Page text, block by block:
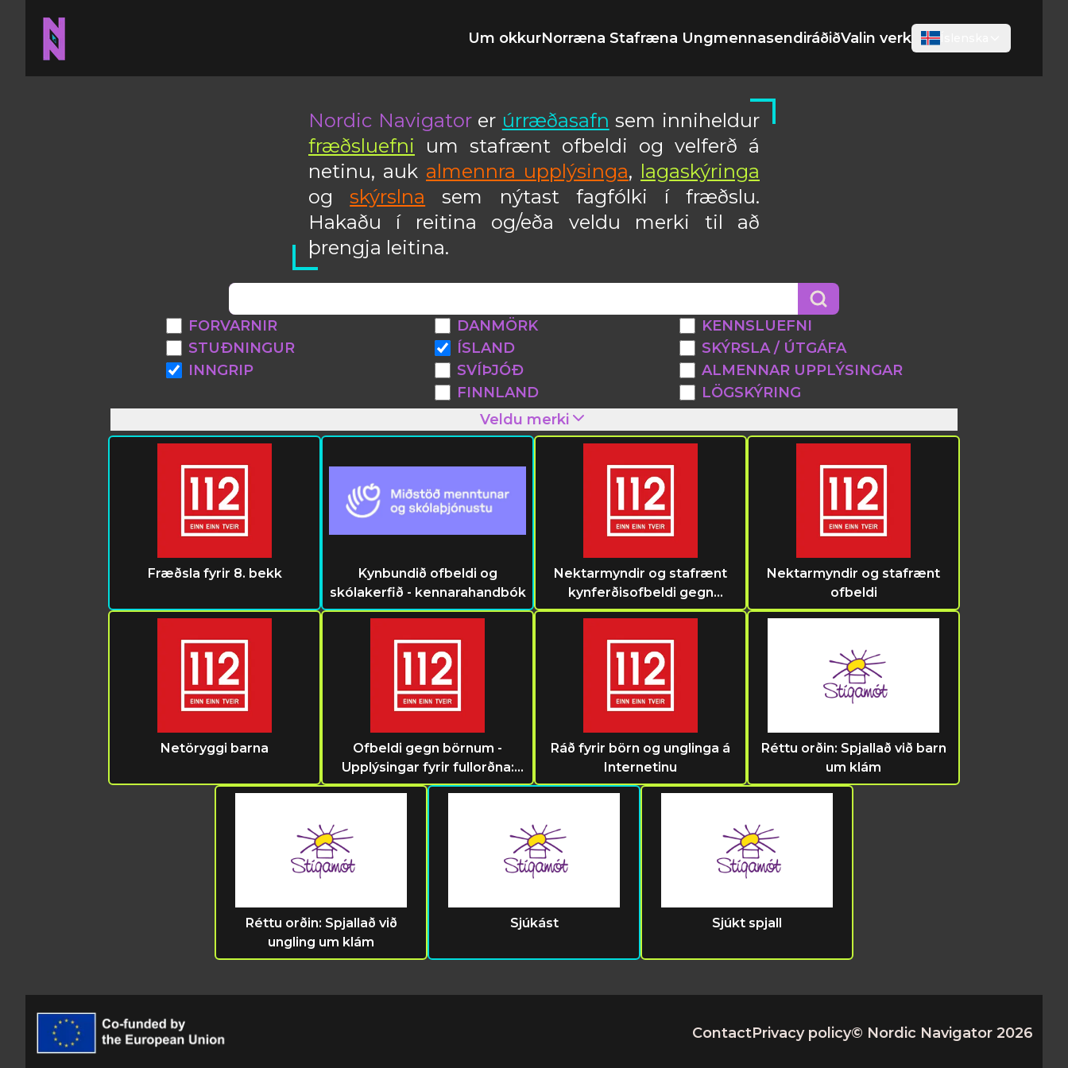
Um okkurNorræna Stafræna UngmennasendiráðiðValin verk
Nordic Navigatorer úrræðasafn sem inniheldur
fræðsluefni um stafrænt ofbeldi og velferð á
netinu, auk almennra upplýsinga, lagaskýringa
ogskýrslna sem nýtast fagfólki í fræðslu.
Hakaðu í reitina og/eða veldu merki til að
þrengja leitina.
FORVARNIR
STUÐNINGUR
INNGRIP
DANMÖRK
ÍSLAND
SVÍÞJÓÐ
FINNLAND
KENNSLUEFNI
SKÝRSLA / ÚTGÁFA
ALMENNAR UPPLÝSINGAR
LÖGSKÝRING
Veldu merki
Fræðsla fyrir 8. bekk
Kynbundið ofbeldi og
skólakerfið - kennarahandbók
Nektarmyndir og stafrænt
kynferðisofbeldi gegn
unglingum
Nektarmyndir og stafrænt
ofbeldi
Netöryggi barna
Ofbeldi gegn börnum -
Upplýsingar fyrir fullorðna:
Örugg netsamskipti
Ráð fyrir börn og unglinga á
Internetinu
Réttu orðin: Spjallað við barn
um klám
Réttu orðin: Spjallað við
ungling um klám
Sjúkást Sjúkt spjall
ContactPrivacy policy© Nordic Navigator 2026